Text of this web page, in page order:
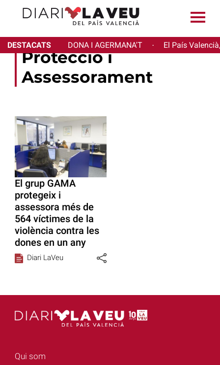
DESTACATS DONA I AGERMANA'T · El País
Protecció i
Assessorament
El grup GAMA
protegeix i
assessora més de
564 víctimes de la
violència contra les
dones en un any
Diari LaVeu
Qui som